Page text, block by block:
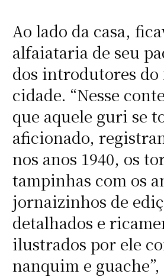
Ao lado da casa,
alfaiataria de seu
dos introdutores
cidade. “Nesse
que aquele guri se
aficionado,
nos anos 1940, os
tampinhas com os
jornaizinhos de
detalhados e
ilustrados por ele
nanquim e